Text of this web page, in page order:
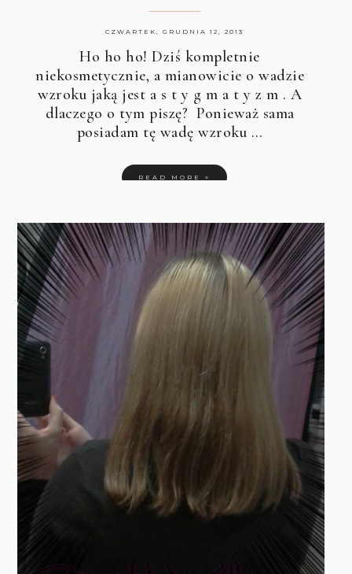
CZWARTEK, GRUDNIA 12, 2013
Ho ho ho! Dziś kompletnie
niekosmetycznie, a mianowicie o wadzie
wzroku jaką jest a s t y g m a t y z m . A
dlaczego o tym piszę? Ponieważ sama
posiadam tę wadę wzroku …
READ MORE »